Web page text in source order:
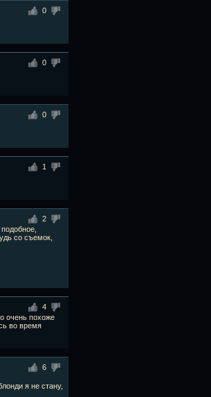
0
0
0
1
2
со съемок,
4
очень похоже
во время
6
я не стану,